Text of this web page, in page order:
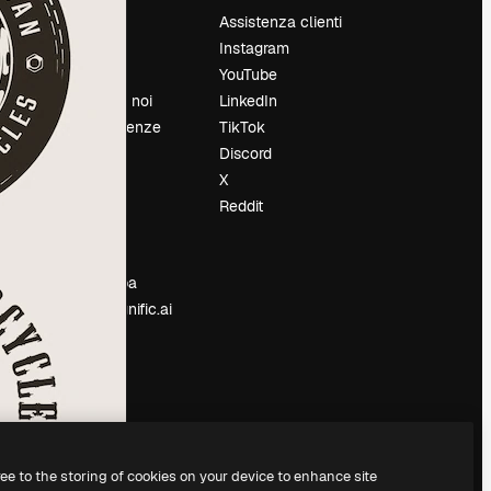
Prezzi
Chi siamo
Recensioni
Lavora con noi
Cerca tendenze
Sala stampa
Cerchi magnific.ai
Assistenza clienti
Instagram
YouTube
LinkedIn
TikTok
Discord
X
Reddit
to the storing of cookies on your device to enhance site